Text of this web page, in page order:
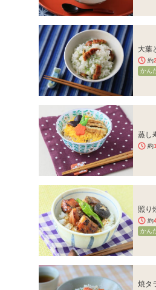
大葉
約
かん
蒸し
約
照り
約
かん
焼タ